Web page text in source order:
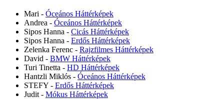
Mari - Óceános Háttérképek
Andrea - Óceános Háttérképek
Sipos Hanna - Cicás Háttérképek
Sipos Hanna - Erdős Háttérképek
Zelenka Ferenc - Rajzfilmes Háttérképek
David - BMW Háttérképek
Turi Tinetta - HD Háttérképek
Hantzli Miklós - Óceános Háttérképek
STEFY - Erdős Háttérképek
Judit - Mókus Háttérképek